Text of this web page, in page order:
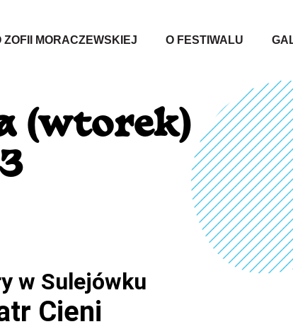
ZOFII MORACZEWSKIEJ O FESTIWALU
(wtorek)
w Sulejówku
Cieni